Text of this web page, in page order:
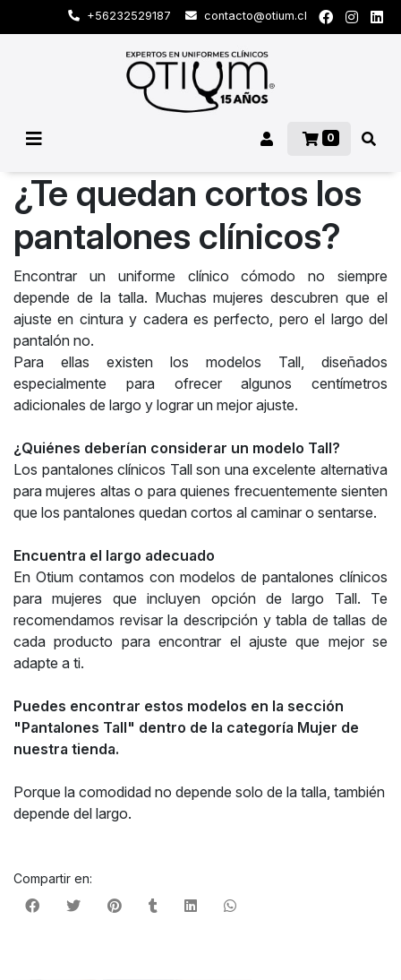
+56232529187 contacto@otium.cl
0
¿Te quedan cortos los
pantalones clínicos?
Encontrar un uniforme clínico cómodo no siempre
depende de la talla. Muchas mujeres descubren que el
ajuste en cintura y cadera es perfecto, pero el largo del
pantalón no.
Para ellas existen los modelos Tall, diseñados
especialmente para ofrecer algunos centímetros
adicionales de largo y lograr un mejor ajuste.
¿Quiénes deberían considerar un modelo Tall?
Los pantalones clínicos Tall son una excelente alternativa
para mujeres altas o para quienes frecuentemente sienten
que los pantalones quedan cortos al caminar o sentarse.
Encuentra el largo adecuado
En Otium contamos con modelos de pantalones clínicos
para mujeres que incluyen opción de largo Tall. Te
recomendamos revisar la descripción y tabla de tallas de
cada producto para encontrar el ajuste que mejor se
adapte a ti.
Puedes encontrar estos modelos en la sección
"Pantalones Tall" dentro de la categoría Mujer de
nuestra tienda.
Porque la comodidad no depende solo de la talla, también
depende del largo.
Compartir en: